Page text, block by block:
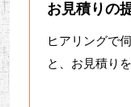
お見積りの
ヒアリングで
と、お見積り